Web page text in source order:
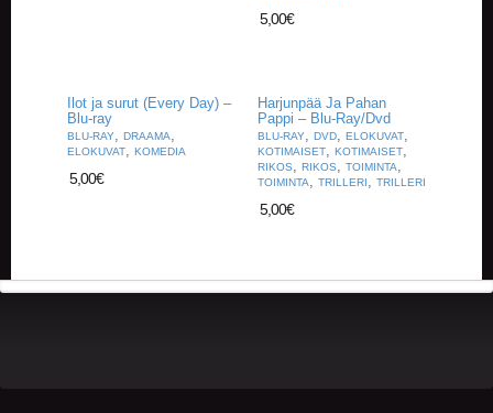
5,00€
Ilot ja surut (Every Day) –
Blu-ray
BLU-RAY, DRAAMA,
ELOKUVAT, KOMEDIA
5,00€
Harjunpää Ja Pahan
Pappi – Blu-Ray/Dvd
BLU-RAY, DVD, ELOKUVAT,
KOTIMAISET, KOTIMAISET,
RIKOS, RIKOS, TOIMINTA,
TOIMINTA, TRILLERI, TRILLERI
5,00€